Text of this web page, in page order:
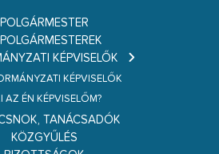
POLGÁRMESTER
KÉPVISELŐK
KÉPVISELŐK
AZ ÉN KÉPVISELŐM?
TANÁCSADÓK
KÖZGYŰLÉS